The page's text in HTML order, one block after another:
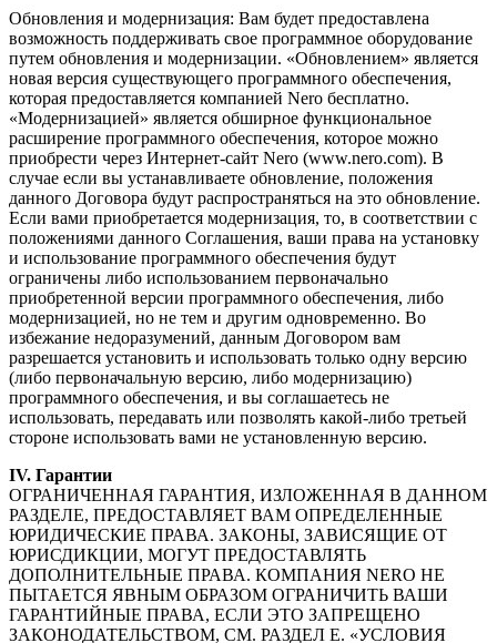
Обновления и модернизация: Вам будет предоставлена
возможность поддерживать свое программное оборудование
путем обновления и модернизации. «Обновлением» является
новая версия существующего программного обеспечения,
которая предоставляется компанией Nero бесплатно.
«Модернизацией» является обширное функциональное
расширение программного обеспечения, которое можно
приобрести через Интернет-сайт Nero (www.nero.com). В
случае если вы устанавливаете обновление, положения
данного Договора будут распространяться на это обновление.
Если вами приобретается модернизация, то, в соответствии с
положениями данного Соглашения, ваши права на установку
и использование программного обеспечения будут
ограничены либо использованием первоначально
приобретенной версии программного обеспечения, либо
модернизацией, но не тем и другим одновременно. Во
избежание недоразумений, данным Договором вам
разрешается установить и использовать только одну версию
(либо первоначальную версию, либо модернизацию)
программного обеспечения, и вы соглашаетесь не
использовать, передавать или позволять какой-либо третьей
стороне использовать вами не установленную версию.
IV. Гарантии
ОГРАНИЧЕННАЯ ГАРАНТИЯ, ИЗЛОЖЕННАЯ В ДАННОМ
РАЗДЕЛЕ, ПРЕДОСТАВЛЯЕТ ВАМ ОПРЕДЕЛЕННЫЕ
ЮРИДИЧЕСКИЕ ПРАВА. ЗАКОНЫ, ЗАВИСЯЩИЕ ОТ
ЮРИСДИКЦИИ, МОГУТ ПРЕДОСТАВЛЯТЬ
ДОПОЛНИТЕЛЬНЫЕ ПРАВА. КОМПАНИЯ NERO НЕ
ПЫТАЕТСЯ ЯВНЫМ ОБРАЗОМ ОГРАНИЧИТЬ ВАШИ
ГАРАНТИЙНЫЕ ПРАВА, ЕСЛИ ЭТО ЗАПРЕЩЕНО
ЗАКОНОДАТЕЛЬСТВОМ, СМ. РАЗДЕЛ E. «УСЛОВИЯ